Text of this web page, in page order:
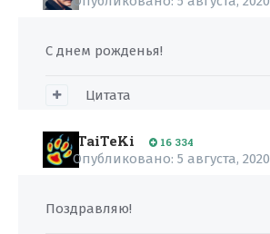
С днем рожденья!
Цитата
TaiTeKi 16 334
Опубликовано: 5 августа, 2020
Поздравляю!